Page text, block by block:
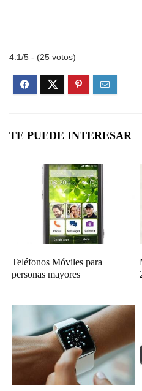
4.1/5 - (25 votos)
TE PUEDE INTERESAR
Teléfonos Móviles para
personas mayores